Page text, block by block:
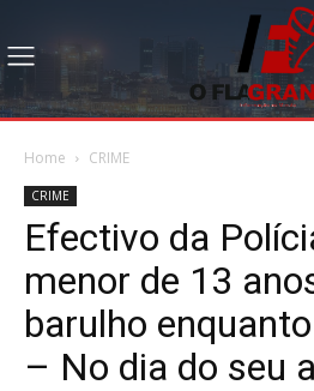
Home CRIME
CRIME
Efectivo da
menor de 13
barulho
– No dia do seu